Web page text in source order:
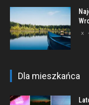
Dla mieszkańca